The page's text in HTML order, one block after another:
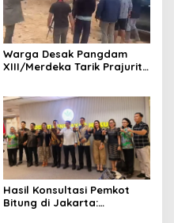
Warga Desak Pangdam
XIII/Merdeka Tarik Prajurit
Tentara di Lokasi
Tambang”
Hasil Konsultasi Pemkot
Bitung di Jakarta: